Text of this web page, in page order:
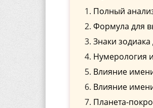
Полный
Формула для
Знаки
Нумерология
Влияние
Влияние
Планета-